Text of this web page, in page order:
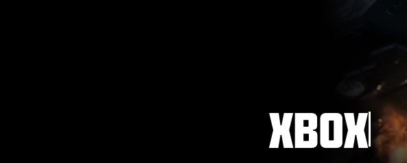
XBOX